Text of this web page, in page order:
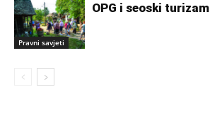
Pravni savjeti
OPG i seoski turizam